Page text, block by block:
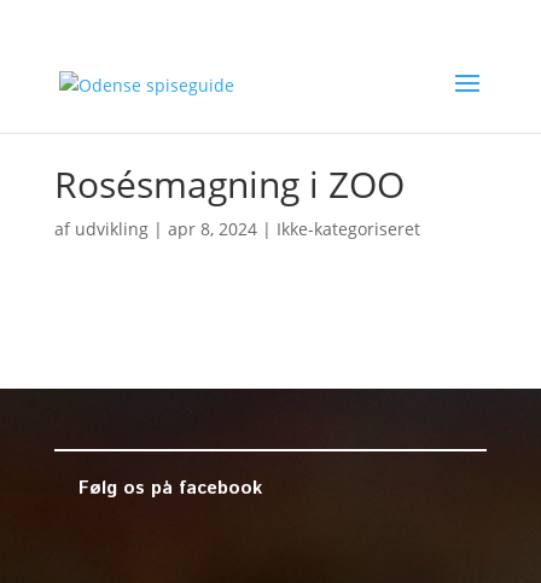
Rosésmagning i ZOO
af udvikling| apr 8, 2024| Ikke-kategoriseret
Følg os på facebook